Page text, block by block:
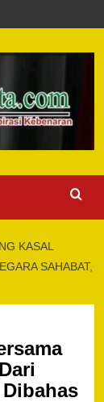
KASAL
SAHABAT,